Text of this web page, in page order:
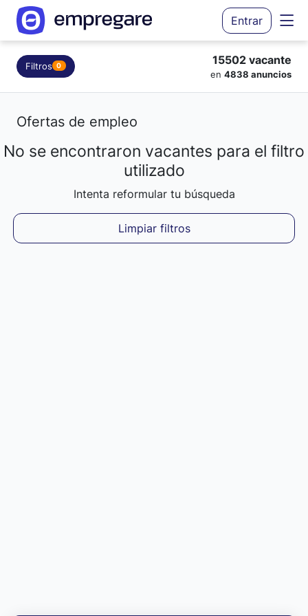
Entrar
Filtros 0 15502 vacante
en 4838 anuncios
Ofertas de empleo
Cargando resultados...
No se encontraron vacantes para el filtro
utilizado
Intenta reformular tu búsqueda
Limpiar filtros